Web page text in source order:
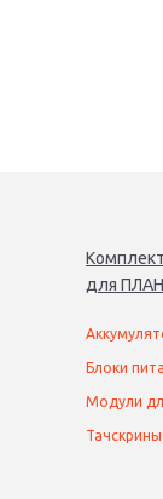
для
Блоки
Модули